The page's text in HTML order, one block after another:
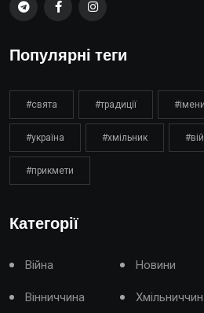
Популярні теги
#свята #традиції
#україна #хмільник
#прикмети
Категорії
Війна Новини
Вінниччина